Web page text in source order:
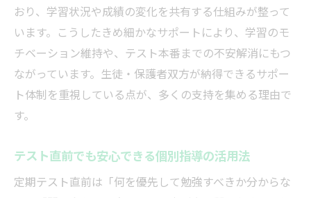
める
疑問点をすぐ解決できる個別指導のメリッ
ト
個別指導のメリットを活かす勉強習慣の作り方
個別指導を活用した継続的な勉強習慣の定
戦略
個別指導塾のサポートで自主性を伸ばす方
おり、学習状況や成績の変化を共有する仕組みが整って
います。こうしたきめ細かなサポートにより、学習のモ
チベーション維持や、テスト本番までの不安解消にもつ
ながっています。生徒・保護者双方が納得できるサポー
ト体制を重視している点が、多くの支持を集める理由で
す。
テスト直前でも安心できる個別指導の活用法
定期テスト直前は「何を優先して勉強すべきか分からな